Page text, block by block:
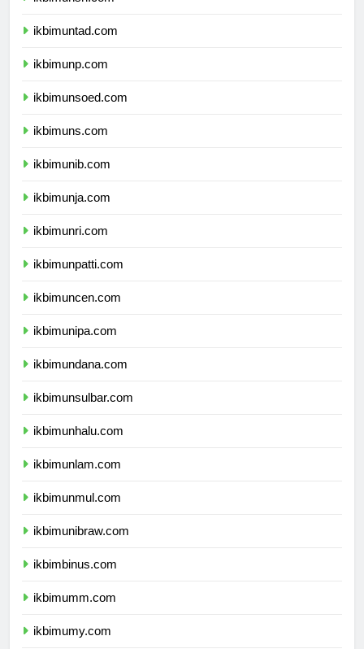
ikbimuntad.com
ikbimunp.com
ikbimunsoed.com
ikbimuns.com
ikbimunib.com
ikbimunja.com
ikbimunri.com
ikbimunpatti.com
ikbimuncen.com
ikbimunipa.com
ikbimundana.com
ikbimunsulbar.com
ikbimunhalu.com
ikbimunlam.com
ikbimunmul.com
ikbimunibraw.com
ikbimbinus.com
ikbimumm.com
ikbimumy.com